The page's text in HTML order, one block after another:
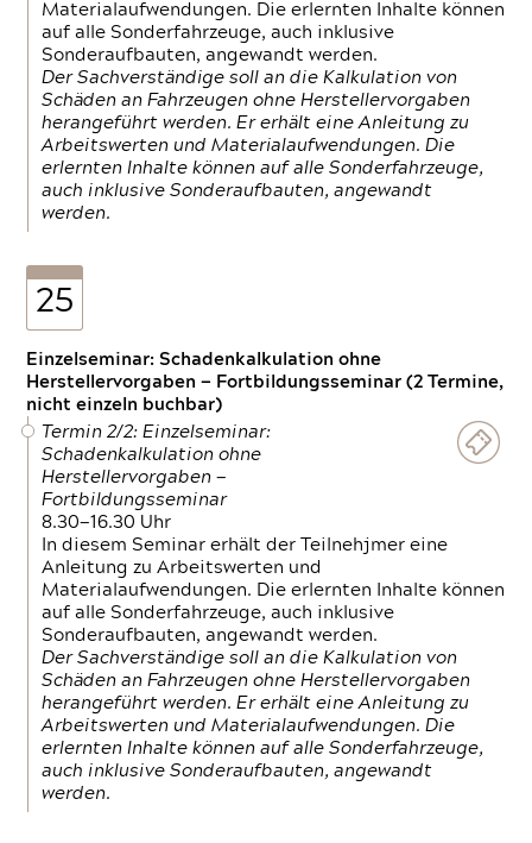
Materialaufwendungen. Die erlernten Inhalte können
auf alle Sonderfahrzeuge, auch inklusive
Sonderaufbauten, angewandt werden.
Der Sachverständige soll an die Kalkulation von
Schäden an Fahrzeugen ohne Herstellervorgaben
herangeführt werden. Er erhält eine Anleitung zu
Arbeitswerten und Materialaufwendungen. Die
erlernten Inhalte können auf alle Sonderfahrzeuge,
auch inklusive Sonderaufbauten, angewandt
werden.
25
Einzelseminar: Schadenkalkulation ohne
Herstellervorgaben — Fortbildungsseminar (2 Termine,
nicht einzeln buchbar)
Termin 2/2: Einzelseminar:
Schadenkalkulation ohne
Herstellervorgaben —
Fortbildungsseminar
8.30—16.30 Uhr
In diesem Seminar erhält der Teilnehjmer eine
Anleitung zu Arbeitswerten und
Materialaufwendungen. Die erlernten Inhalte können
auf alle Sonderfahrzeuge, auch inklusive
Sonderaufbauten, angewandt werden.
Der Sachverständige soll an die Kalkulation von
Schäden an Fahrzeugen ohne Herstellervorgaben
herangeführt werden. Er erhält eine Anleitung zu
Arbeitswerten und Materialaufwendungen. Die
erlernten Inhalte können auf alle Sonderfahrzeuge,
auch inklusive Sonderaufbauten, angewandt
werden.